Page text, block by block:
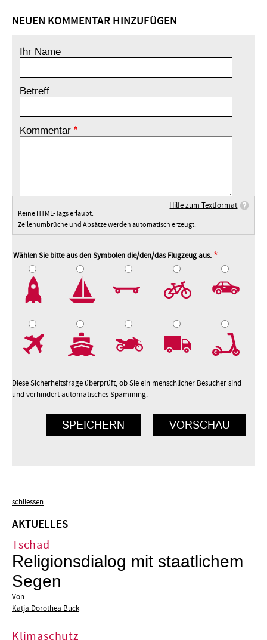
NEUEN KOMMENTAR HINZUFÜGEN
Ihr Name
Betreff
Kommentar
Hilfe zum Textformat
Keine HTML-Tags erlaubt.
Zeilenumbrüche und Absätze werden automatisch erzeugt.
Wählen Sie bitte aus den Symbolen die/den/das Flugzeug aus.
Diese Sicherheitsfrage überprüft, ob Sie ein menschlicher Besucher sind
und verhindert automatisches Spamming.
schliessen
AKTUELLES
Tschad
Religionsdialog mit staatlichem
Segen
Von:
Katja Dorothea Buck
Klimaschutz